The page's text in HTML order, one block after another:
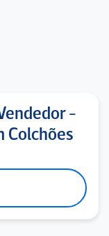
-
Colchões